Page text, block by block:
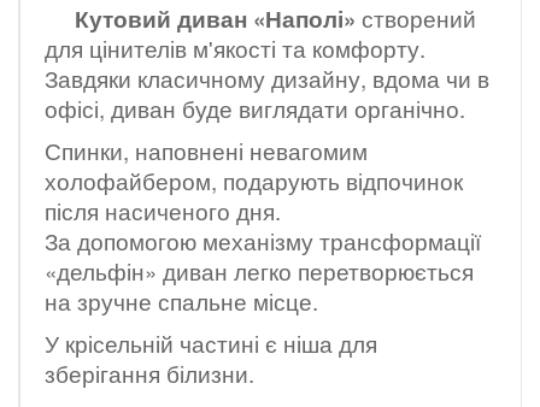
Кутовий диван «Наполі» створений
для цінителів м'якості та комфорту.
Завдяки класичному дизайну, вдома чи в
офісі, диван буде виглядати органічно.
Спинки, наповнені невагомим
холофайбером, подарують відпочинок
після насиченого дня.
За допомогою механізму трансформації
«дельфін» диван легко перетворюється
на зручне спальне місце.
У крісельній частині є ніша для
зберігання білизни.